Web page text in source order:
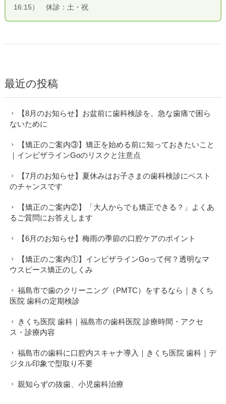
16:15） 休診：土・祝
最近の投稿
【8月のお知らせ】お盆前に歯科検診を。急な歯痛で困ら
ないために
【矯正のご案内③】矯正を始める前に知っておきたいこと
｜インビザラインGoのリスクと注意点
【7月のお知らせ】夏休みはお子さまの歯科検診にベスト
のチャンスです
【矯正のご案内②】「大人からでも矯正できる？」よくあ
るご質問にお答えします
【6月のお知らせ】梅雨の季節の口腔ケアのポイント
【矯正のご案内①】インビザラインGoって何？透明なマ
ウスピース矯正のしくみ
福島市で歯のクリーニング（PMTC）をするなら｜きくち
医院 歯科の定期検診
きくち医院 歯科｜福島市の歯科医院 診療時間・アクセ
ス・診療内容
福島市の歯科に口腔内スキャナ導入｜きくち医院 歯科｜デ
ジタル印象で型取り不要
親知らずの抜歯、小児歯科治療